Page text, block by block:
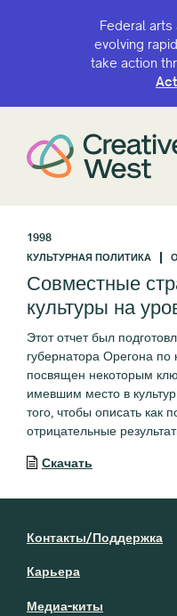
Federal
evolving
take action
1998
КУЛЬТУРНАЯ ПОЛИТИКА
Совместные
культуры на
Этот отчет был
губернатора Орегона по
посвящен некоторым
имевшим место в
того, чтобы описать как
отрицательные
Скачать
Контакты/Поддержка
Карьера
Медиа-киты